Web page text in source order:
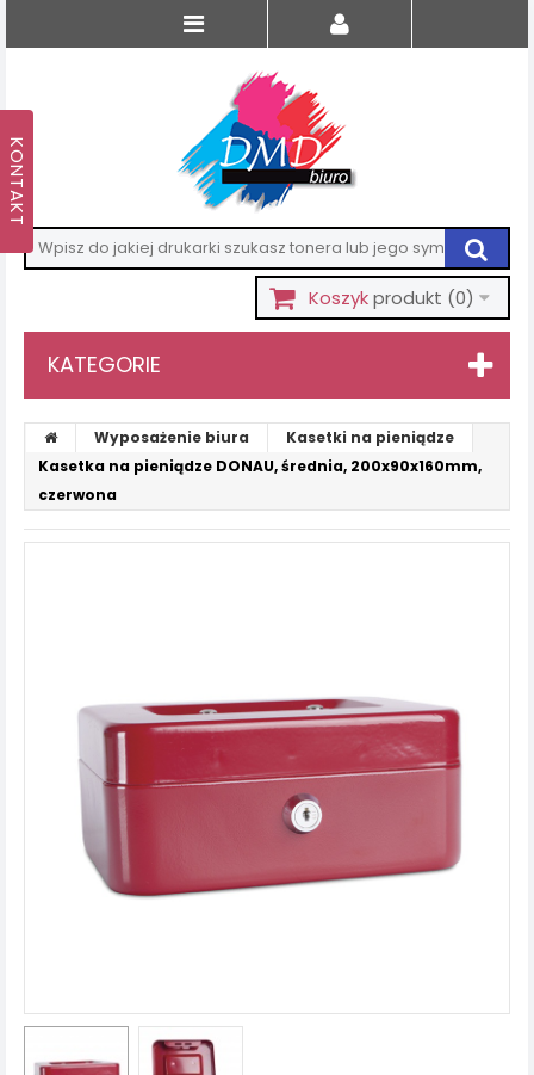
Koszykprodukt (0)
KATEGORIE
Wyposażenie biura
Kasetki na pieniądze
Kasetka na pieniądze DONAU, średnia, 200x90x160mm,
czerwona